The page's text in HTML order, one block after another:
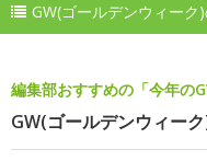
GW(ゴールデンウィー
編集部おすすめの「今年の
GW(ゴールデンウィー